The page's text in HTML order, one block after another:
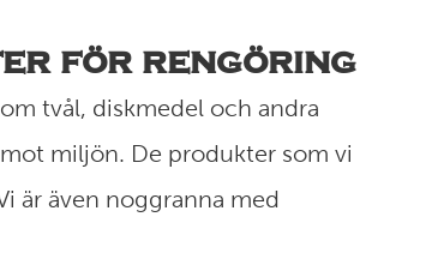
för rengöring
tvål, diskmedel och andra
miljön. De produkter som vi
är även noggranna med